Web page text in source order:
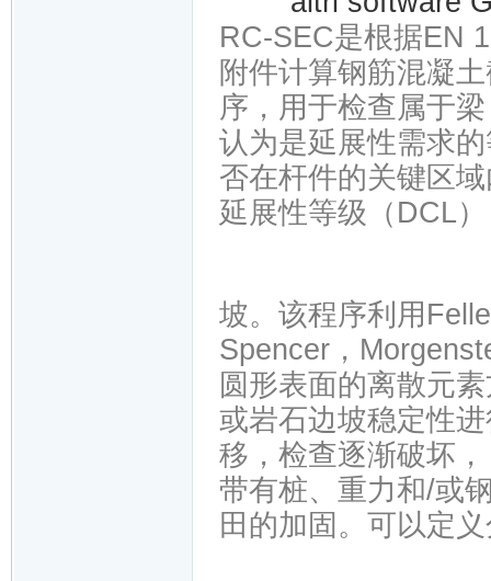
RC-SEC是根据EN
附件计算钢筋混凝
序，用于检查属于
认为是延展性需求
否在杆件的关键区
延展性等级（DCL
坡。该程序利用
Spencer，
圆形表面的离散元
或岩石边坡稳定性
移，检查逐渐破坏
带有桩、重力和/或
田的加固。可以定